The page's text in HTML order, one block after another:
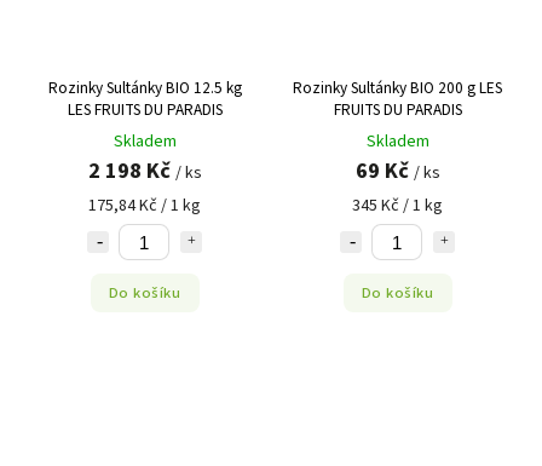
Rozinky Sultánky BIO 12.5 kg
LES FRUITS DU PARADIS
Skladem
2 198 Kč / ks
175,84 Kč / 1 kg
Do košíku
Rozinky Sultánky BIO 200 g LES
FRUITS DU PARADIS
Skladem
69 Kč / ks
345 Kč / 1 kg
Do košíku